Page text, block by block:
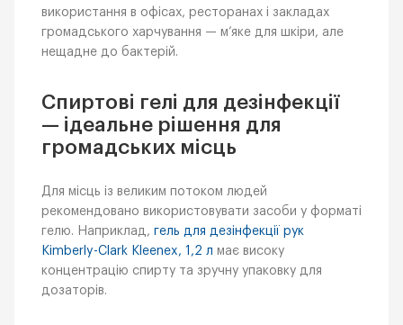
використання в офісах, ресторанах і закладах
громадського харчування — м’яке для шкіри, але
нещадне до бактерій.
Спиртові гелі для дезінфекції
— ідеальне рішення для
громадських місць
Для місць із великим потоком людей
рекомендовано використовувати засоби у форматі
гелю. Наприклад, гель для дезінфекції рук
Kimberly-Clark Kleenex, 1,2 л має високу
концентрацію спирту та зручну упаковку для
дозаторів.